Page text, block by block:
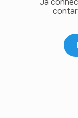
Já
contar